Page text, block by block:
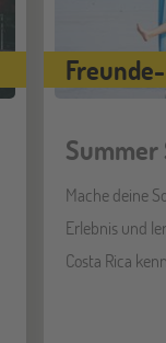
Summer
Mache deine
Erlebnis und
Costa Rica